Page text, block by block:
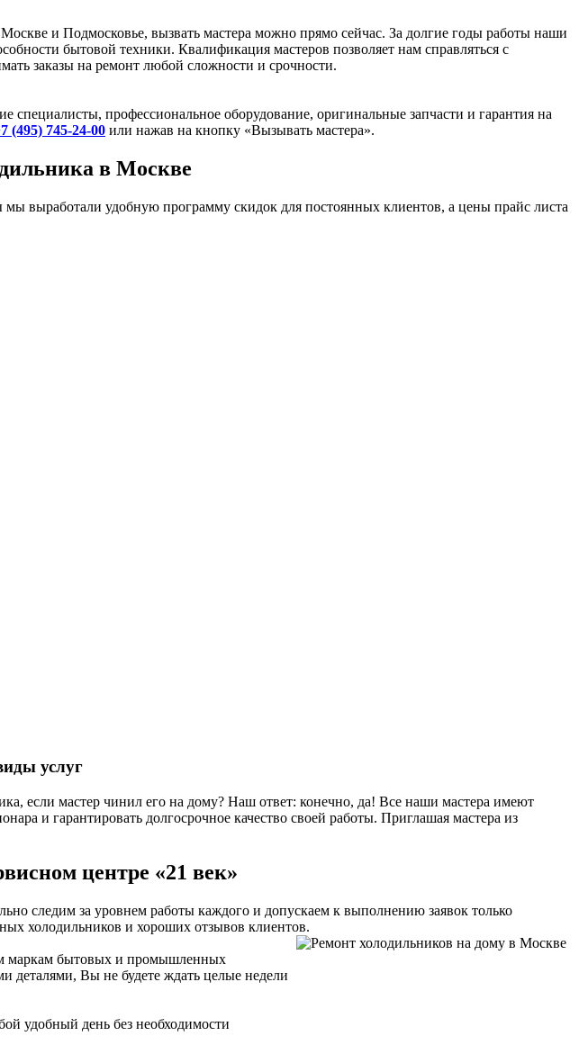
и Подмосковье, вызвать мастера можно прямо сейчас. За долгие годы работы наши
бытовой техники. Квалификация мастеров позволяет нам справляться с
заказы на ремонт любой сложности и срочности.
профессиональное оборудование, оригинальные запчасти и гарантия на
(495) 745-24-00 или нажав на кнопку «Вызывать мастера».
в Москве
выработали удобную программу скидок для постоянных клиентов, а цены прайс листа
услуг
если мастер чинил его на дому? Наш ответ: конечно, да! Все наши мастера имеют
и гарантировать долгосрочное качество своей работы. Приглашая мастера из
центре «21 век»
следим за уровнем работы каждого и допускаем к выполнению заявок только
холодильников и хороших отзывов клиентов.
маркам бытовых и промышленных
деталями, Вы не будете ждать целые недели
удобный день без необходимости